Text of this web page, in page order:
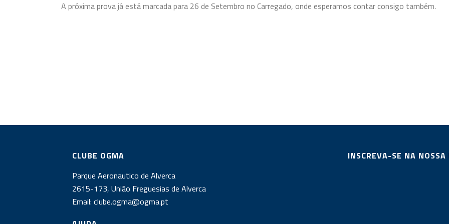
A próxima prova já está marcada para 26 de Setembro no Carregado, onde esperamos contar consigo também.
CLUBE OGMA
Parque Aeronautico de Alverca
2615-173, União Freguesias de Alverca
Email: clube.ogma@ogma.pt
INSCREVA-SE NA